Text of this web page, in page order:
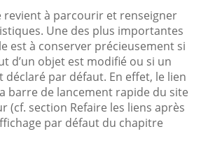
revient à parcourir et renseigner
Une des plus importantes
est à conserver précieusement si
d’un objet est modifié ou si un
déclaré par défaut. En effet, le lien
barre de lancement rapide du site
(cf. section Refaire les liens après
par défaut du chapitre